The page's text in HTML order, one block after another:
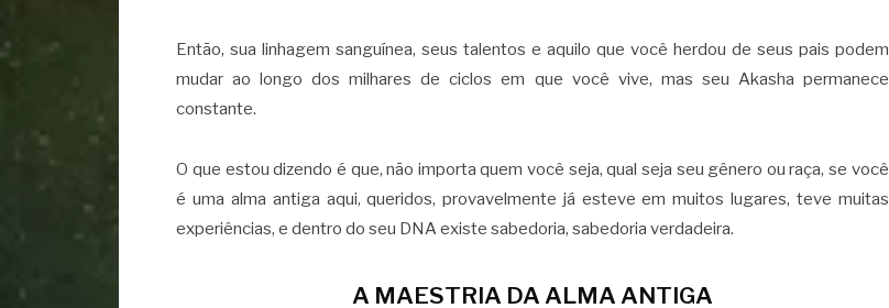
Então, sua linhagem sanguínea, seus talentos e aquilo que você herdou de seus pais podem
mudar ao longo dos milhares de ciclos em que você vive, mas seu Akasha permanece
constante.
O que estou dizendo é que, não importa quem você seja, qual seja seu gênero ou raça, se você
é uma alma antiga aqui, queridos, provavelmente já esteve em muitos lugares, teve muitas
experiências, e dentro do seu DNA existe sabedoria, sabedoria verdadeira.
A MAESTRIA DA ALMA ANTIGA